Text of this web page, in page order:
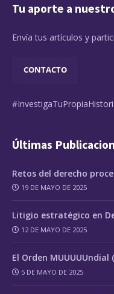
Tu aporte a
Envía tus artículos y
CONTACTO
Últimas
Retos del derecho
19 DE MAYO DE 2025
Litigio estratégico en
12 DE MAYO DE 2025
El Orden MUUUUUndial
5 DE MAYO DE 2025